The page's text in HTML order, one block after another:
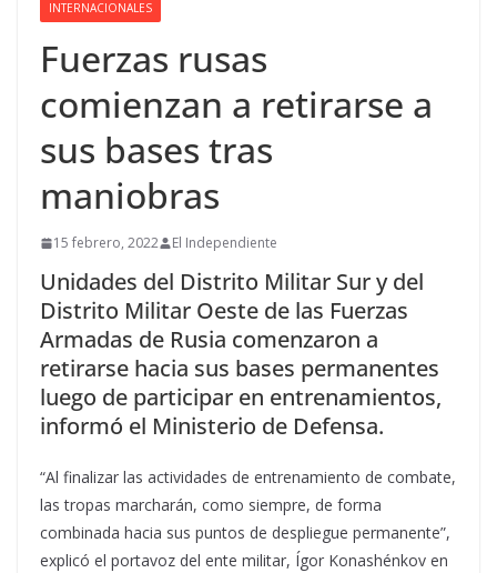
INTERNACIONALES
Fuerzas rusas
comienzan a retirarse a
sus bases tras
maniobras
15 febrero, 2022 El Independiente
Unidades del Distrito Militar Sur y del
Distrito Militar Oeste de las Fuerzas
Armadas de Rusia comenzaron a
retirarse hacia sus bases permanentes
luego de participar en entrenamientos,
informó el Ministerio de Defensa.
“Al finalizar las actividades de entrenamiento de combate,
las tropas marcharán, como siempre, de forma
combinada hacia sus puntos de despliegue permanente”,
explicó el portavoz del ente militar, Ígor Konashénkov en